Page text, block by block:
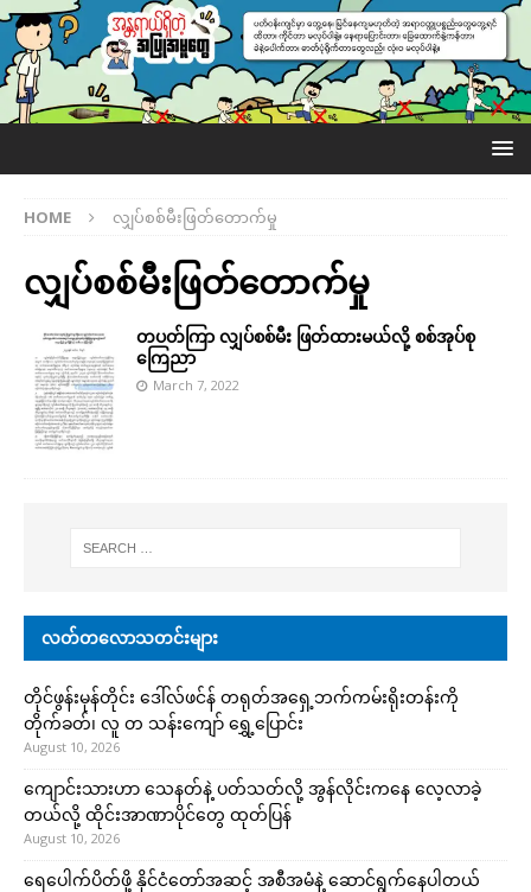
HOME လျှပ်စစ်မီးဖြတ်တောက်မှု
လျှပ်စစ်မီးဖြတ်တောက်မှု
တပတ်ကြာ လျှပ်စစ်မီး ဖြတ်ထားမယ်လို့ စစ်အုပ်စု
ကြေညာ
March 7, 2022
လတ်တလောသတင်းများ
တိုင်ဖွန်းမုန်တိုင်း ဒေါ်လ်ဖင်န် တရုတ်အရှေ့ဘက်ကမ်းရိုးတန်းကို
တိုက်ခတ်၊ လူ တ သန်းကျော် ရွှေ့ပြောင်း
August 10, 2026
ကျောင်းသားဟာ သေနတ်နဲ့ ပတ်သတ်လို့ အွန်လိုင်းကနေ လေ့လာခဲ့
တယ်လို့ ထိုင်းအာဏာပိုင်တွေ ထုတ်ပြန်
August 10, 2026
ရေပေါက်ပိတ်ဖို့ နိုင်ငံတော်အဆင့် အစီအမံနဲ့ ဆောင်ရွက်နေပါတယ်